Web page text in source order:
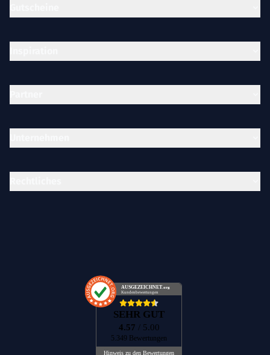
AUSGEZEICHNET .org
Kundenbewertungen
SEHR GUT
4.57 / 5.00
5.349 Bewertungen
Hinweis zu den Bewertungen